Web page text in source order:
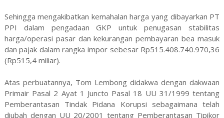
Sehingga mengakibatkan kemahalan harga yang dibayarkan PT
PPI dalam pengadaan GKP untuk penugasan stabilitas
harga/operasi pasar dan kekurangan pembayaran bea masuk
dan pajak dalam rangka impor sebesar Rp515.408.740.970,36
(Rp515,4 miliar).
Atas perbuatannya, Tom Lembong didakwa dengan dakwaan
Primair Pasal 2 Ayat 1 Juncto Pasal 18 UU 31/1999 tentang
Pemberantasan Tindak Pidana Korupsi sebagaimana telah
diubah dengan UU 20/2001 tentang Pemberantasan Tipikor